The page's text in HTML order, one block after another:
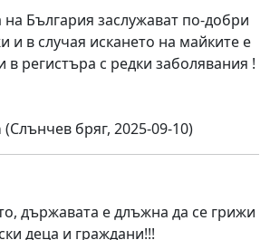
България заслужават по-добри
и в случая искането на майките е
в регистъра с редки заболявания !
(Слънчев бряг, 2025-09-10)
държавата е длъжна да се грижи
деца и граждани!!!